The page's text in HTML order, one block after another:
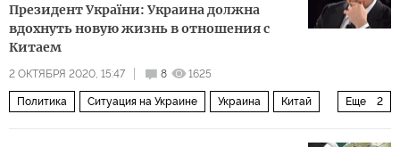
Президент України: Украина должна
вдохнуть новую жизнь в отношения с
Китаем
2 ОКТЯБРЯ 2020, 15:47 8 1625
Еще 2
Политика Ситуация на Украине Украина Китай